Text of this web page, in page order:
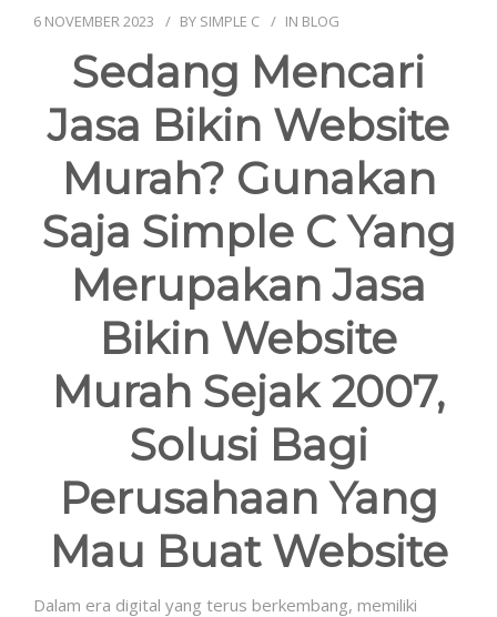
6 NOVEMBER 2023 BY SIMPLE C IN BLOG
Sedang Mencari
Jasa Bikin Website
Murah? Gunakan
Saja Simple C Yang
Merupakan Jasa
Bikin Website
Murah Sejak 2007,
Solusi Bagi
Perusahaan Yang
Mau Buat Website
Dalam era digital yang terus berkembang, memiliki